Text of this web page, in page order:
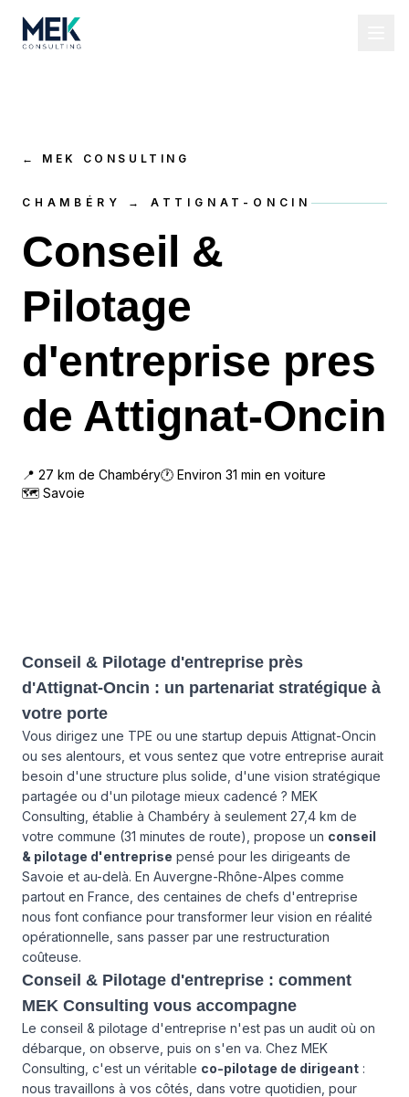
← MEK CONSULTING
CHAMBÉRY → ATTIGNAT-ONCIN
Conseil &
Pilotage
d'entreprise pres
de Attignat-Oncin
📍 27 km de Chambéry🕐 Environ 31 min en voiture
🗺 Savoie
Conseil & Pilotage d'entreprise près
d'Attignat-Oncin : un partenariat stratégique à
votre porte
Vous dirigez une TPE ou une startup depuis Attignat-Oncin
ou ses alentours, et vous sentez que votre entreprise aurait
besoin d'une structure plus solide, d'une vision stratégique
partagée ou d'un pilotage mieux cadencé ? MEK
Consulting, établie à Chambéry à seulement 27,4 km de
votre commune (31 minutes de route), propose un conseil
& pilotage d'entreprise pensé pour les dirigeants de
Savoie et au-delà. En Auvergne-Rhône-Alpes comme
partout en France, des centaines de chefs d'entreprise
nous font confiance pour transformer leur vision en réalité
opérationnelle, sans passer par une restructuration
coûteuse.
Conseil & Pilotage d'entreprise : comment
MEK Consulting vous accompagne
Le conseil & pilotage d'entreprise n'est pas un audit où on
débarque, on observe, puis on s'en va. Chez MEK
Consulting, c'est un véritable co-pilotage de dirigeant :
nous travaillons à vos côtés, dans votre quotidien, pour